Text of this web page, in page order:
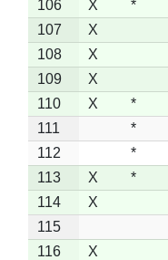
106
X *
107
X
108
X
109
X
110
X *
111
*
112
*
113
X *
114
X
115
116
X